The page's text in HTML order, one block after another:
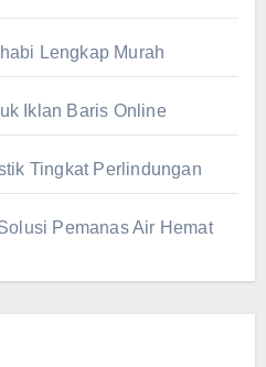
Lengkap Murah
Iklan Baris Online
Tingkat Perlindungan
Pemanas Air Hemat